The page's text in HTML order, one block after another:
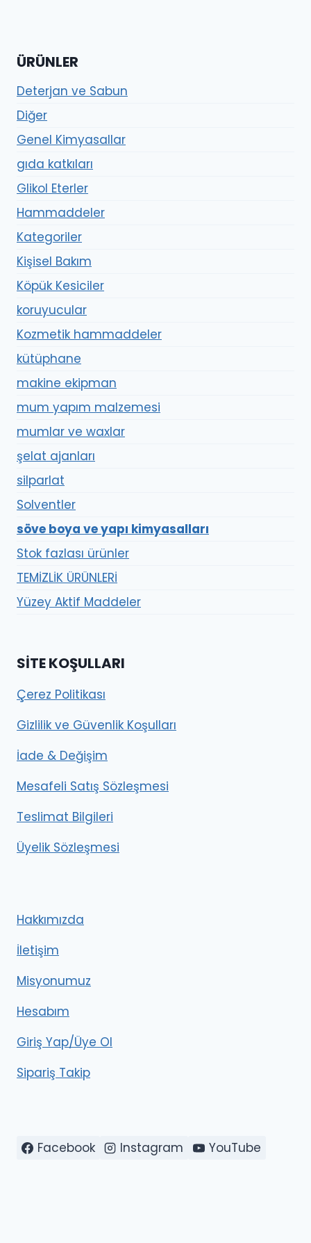
ÜRÜNLER
Deterjan ve Sabun
Diğer
Genel Kimyasallar
gıda katkıları
Glikol Eterler
Hammaddeler
Kategoriler
Kişisel Bakım
Köpük Kesiciler
koruyucular
Kozmetik hammaddeler
kütüphane
makine ekipman
mum yapım malzemesi
mumlar ve waxlar
şelat ajanları
silparlat
Solventler
söve boya ve yapı kimyasalları
Stok fazlası ürünler
TEMİZLİK ÜRÜNLERİ
Yüzey Aktif Maddeler
SITE KOŞULLARI
Çerez Politikası
Gizlilik ve Güvenlik Koşulları
İade & Değişim
Mesafeli Satış Sözleşmesi
Teslimat Bilgileri
Üyelik Sözleşmesi
Hakkımızda
İletişim
Misyonumuz
Hesabım
Giriş Yap/Üye Ol
Sipariş Takip
Facebook Instagram YouTube